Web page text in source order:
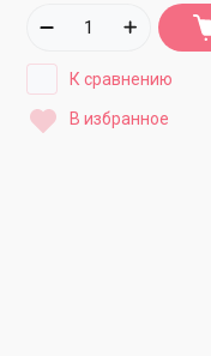
К сравнению
В избранное